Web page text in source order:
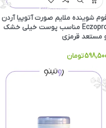
شوینده ملایم صورت آتوپیا آردن
Eczopro مناسب پوست خیلی خشک
مستعد قرمزی
تومان